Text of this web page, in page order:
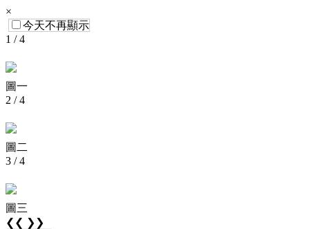
×
今天不再顯示
1 / 4
圖一
2 / 4
圖二
3 / 4
圖三
❮❮ ❯❯